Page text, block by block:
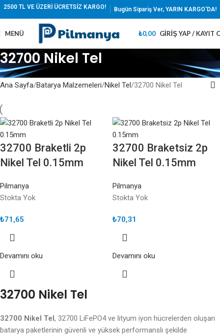
2500 TL VE ÜZERİ ÜCRETSİZ KARGO! Bugün Sipariş Ver, YARIN KARGO'DA!
MENÜ ₺0,00 GIRIŞ YAP / KAYIT
32700 Nikel Tel
Ana Sayfa Batarya Malzemeleri Nikel Tel 32700 Nikel Tel
32700 Braketli 2p
Nikel Tel 0.15mm
Pilmanya
Stokta Yok
₺71,65
Devamını oku
32700 Braketsiz 2p
Nikel Tel 0.15mm
Pilmanya
Stokta Yok
₺70,31
Devamını oku
32700 Nikel Tel
32700 Nikel Tel, 32700 LiFePO4 ve lityum iyon hücrelerden oluşan
batarya paketlerinin güvenli ve yüksek performanslı şekilde